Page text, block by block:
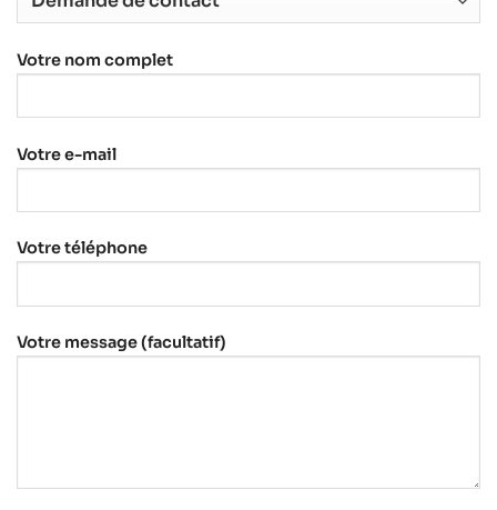
Votre nom complet
Votre e-mail
Votre téléphone
Votre message (facultatif)